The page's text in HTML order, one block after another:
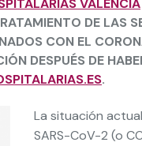
VALENCIA
DE LAS
CON EL
DESPUÉS DE
.
La situación
SARS-CoV-2 (o